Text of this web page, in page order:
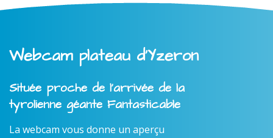
Webcam plateau d'Yzeron
Située proche de l'arrivée de la
tyrolienne géante Fantasticable
La webcam vous donne un aperçu